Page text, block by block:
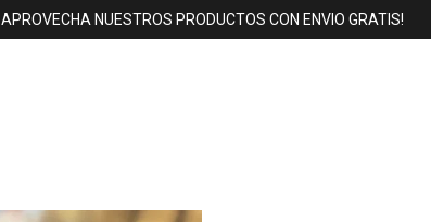
APROVECHA NUESTROS PRODUCTOS CON ENVIO GRATIS!